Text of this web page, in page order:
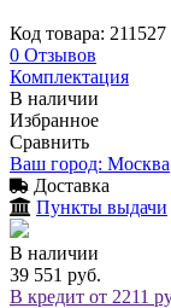
Код товара: 211527
0 Отзывов
Комплектация
В наличии
Избранное
Сравнить
Ваш город: Москва
Доставка
Пункты выдачи
В наличии
39 551 руб.
В кредит от 2211